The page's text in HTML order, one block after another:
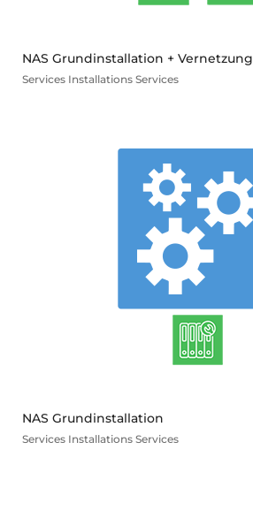
NAS Grundinstallation + Vernetzung
Services Installations Services
mehr
NAS Grundinstallation
Services Installations Services